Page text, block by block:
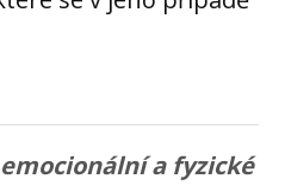
a fyzické